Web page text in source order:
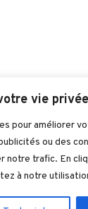
vie
pour améliorer
ou des
notre trafic. En
à notre